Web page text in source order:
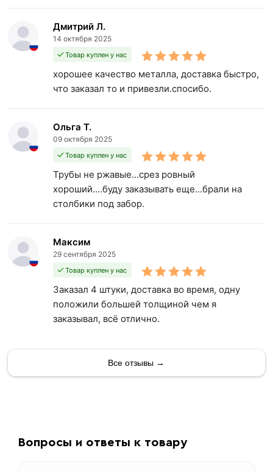
Дмитрий Л.
14 октября 2025
Товар куплен у нас
хорошее качество металла, доставка быстро,
что заказал то и привезли.спосибо.
Ольга Т.
09 октября 2025
Товар куплен у нас
Трубы не ржавые...срез ровный
хороший....буду заказывать еще...брали на
столбики под забор.
Максим
29 сентября 2025
Товар куплен у нас
Заказал 4 штуки, доставка во время, одну
положили большей толщиной чем я
заказывал, всё отлично.
Все отзывы →
Вопросы и ответы к товару